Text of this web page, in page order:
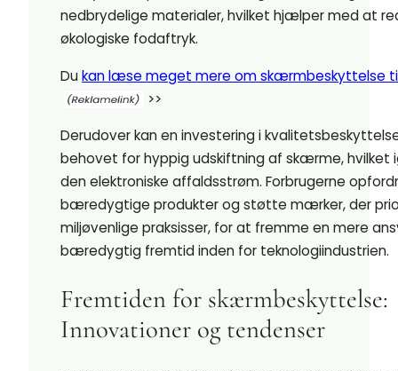
nedbrydelige materialer, hvilket hjælper med at
økologiske fodaftryk.
Dukan læse meget mere om skærmbeskyttelse
>>
Derudover kan en investering i
behovet for hyppig udskiftning af skærme, hvilket
den elektroniske affaldsstrøm. Forbrugerne
bæredygtige produkter og støtte mærker, der
miljøvenlige praksisser, for at fremme en mere
bæredygtig fremtid inden for teknologiindustrien.
Fremtiden for skærmbeskyttelse:
Innovationer og tendenser